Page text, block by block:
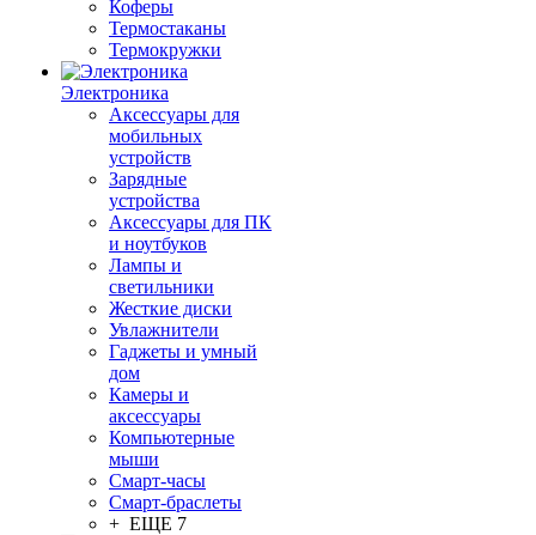
Коферы
Термостаканы
Термокружки
Электроника
Аксессуары для
мобильных
устройств
Зарядные
устройства
Аксессуары для ПК
и ноутбуков
Лампы и
светильники
Жесткие диски
Увлажнители
Гаджеты и умный
дом
Камеры и
аксессуары
Компьютерные
мыши
Смарт-часы
Смарт-браслеты
+ ЕЩЕ 7